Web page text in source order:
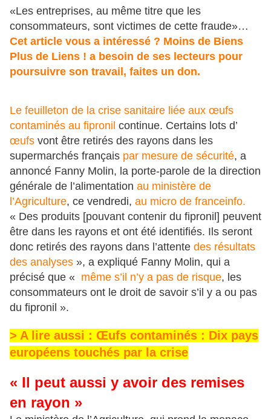
«Les entreprises, au même titre que les
consommateurs, sont victimes de cette fraude»…
Cet article vous a intéressé ? Moins de Biens
Plus de Liens ! a besoin de ses lecteurs pour
poursuivre son travail, faites un don.
Le feuilleton de la crise sanitaire liée aux œufs
contaminés au fipronil continue. Certains lots d’
œufs vont être retirés des rayons dans les
supermarchés français par mesure de sécurité, a
annoncé Fanny Molin, la porte-parole de la direction
générale de l’alimentation au ministère de
l’Agriculture, ce vendredi, au micro de franceinfo.
« Des produits [pouvant contenir du fipronil] peuvent
être dans les rayons et ont été identifiés. Ils seront
donc retirés des rayons dans l’attente des résultats
des analyses », a expliqué Fanny Molin, qui a
précisé que « même s’il n’y a pas de risque, les
consommateurs ont le droit de savoir s’il y a ou pas
du fipronil ».
> A lire aussi : Œufs contaminés : Dix pays
européens touchés par la crise
« Il peut aussi y avoir des remises
en rayon »